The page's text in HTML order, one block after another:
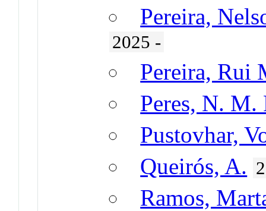
Pereira,
2025 -
Pereira, Rui
Peres, N. M.
Pustovhar,
Queirós, A.
Ramos,